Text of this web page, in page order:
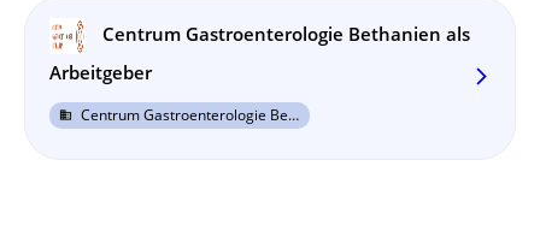
Centrum Gastroenterologie Bethanien als
Arbeitgeber
business Centrum Gastroenterologie Bethanien
arrow_forward_ios